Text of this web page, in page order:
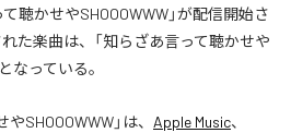
聴かせやSHOOOWWW」が配信開始さ
た楽曲は、「知らざあ言って聴かせや
なっている。
SHOOOWWW」は、 Apple Music、